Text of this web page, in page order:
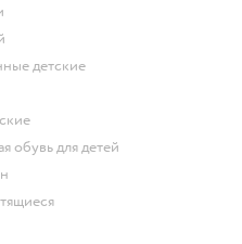
детские
обувь для детей